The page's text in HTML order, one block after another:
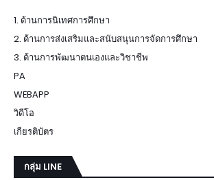
1. ด้านการนิเทศการศึกษา
2. ด้านการส่งเสริมและสนับสนุนการจัดการศึกษา
3. ด้านการพัฒนาตนเองและวิชาชีพ
PA
WEBAPP
วิดีโอ
เกียรติบัตร
กลุ่ม LINE